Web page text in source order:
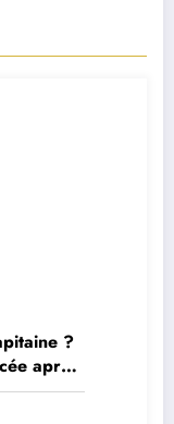
?
après